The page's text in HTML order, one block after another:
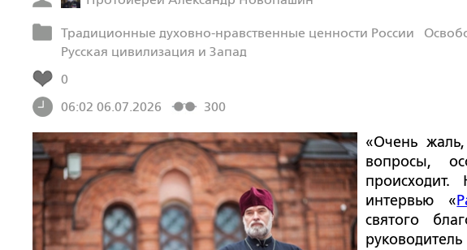
Традиционные духовно-нравственные ценности России
Русская цивилизация и Запад
0
06:02 06.07.2026
300
«Очень
вопросы,
интервью «
святого